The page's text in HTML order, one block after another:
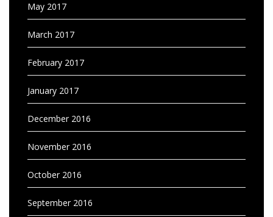
May 2017
March 2017
February 2017
January 2017
December 2016
November 2016
October 2016
September 2016